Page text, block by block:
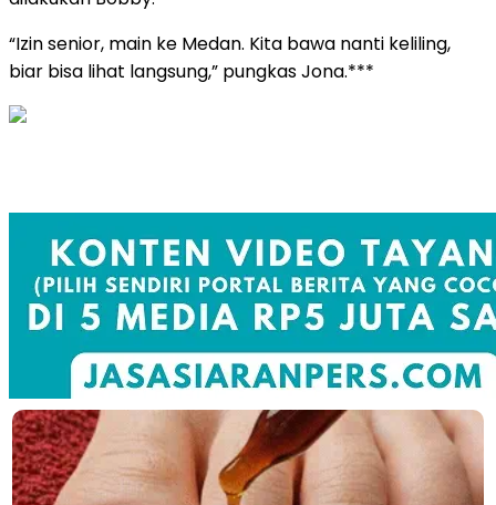
“Izin senior, main ke Medan. Kita bawa nanti keliling,
biar bisa lihat langsung,” pungkas Jona.***